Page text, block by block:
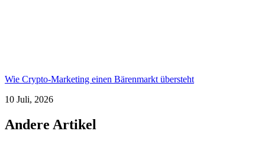
Wie Crypto-Marketing einen Bärenmarkt übersteht
10 Juli, 2026
Andere Artikel